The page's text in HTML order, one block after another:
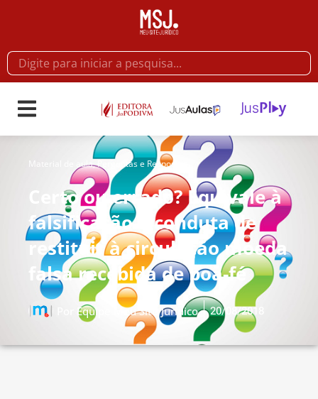
Material de aula,Perguntas e Respostas
Certo ou errado? Equivale à
falsificação a conduta de
restituir à circulação moeda
falsa recebida de boa-fé
Equipe Meu Site Jurídico 20/08/2018